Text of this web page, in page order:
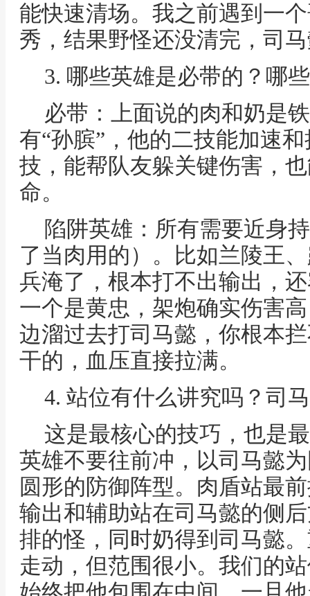
能快速清场。我之前遇到一
秀，结果野怪还没清完，司
3. 哪些英雄是必带的？哪
必带：上面说的肉和奶是
有“孙膑”，他的二技能加速
技，能帮队友躲关键伤害，
命。
陷阱英雄：所有需要近身
了当肉用的）。比如兰陵王
兵淹了，根本打不出输出，
一个是黄忠，架炮确实伤害
边溜过去打司马懿，你根本
干的，血压直接拉满。
4. 站位有什么讲究吗？司
这是最核心的技巧，也是
英雄不要往前冲，以司马懿
圆形的防御阵型。肉盾站最
输出和辅助站在司马懿的侧
排的怪，同时奶得到司马懿
走动，但范围很小。我们的